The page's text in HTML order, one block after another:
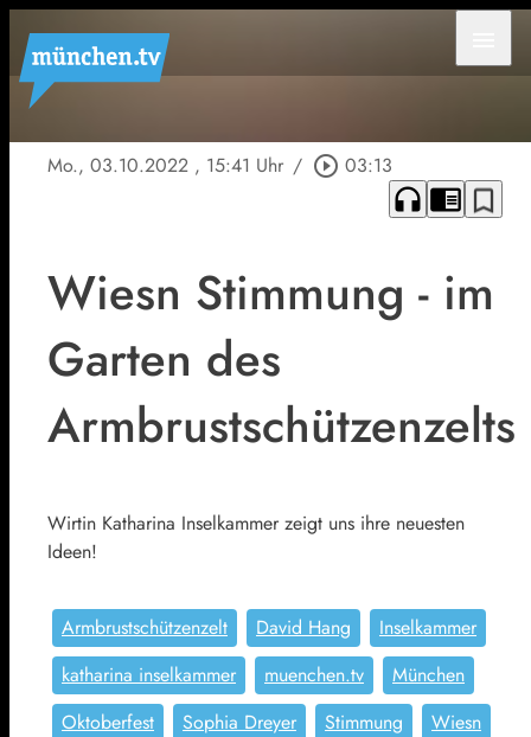
Mo., 03.10.2022 , 15:41 Uhr / play_circle_outline 03:13
headphones chrome_reader_mode bookmark_border
Wiesn Stimmung - im
Garten des
Armbrustschützenzelts
Wirtin Katharina Inselkammer zeigt uns ihre neuesten
Ideen!
Armbrustschützenzelt David Hang
Inselkammer
katharina inselkammer
muenchen.tv
München
Oktoberfest
Sophia Dreyer Stimmung
Wiesn